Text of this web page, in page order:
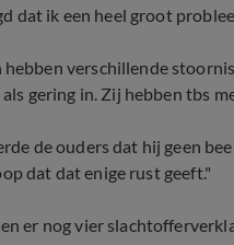
dat ik een heel groot
verschillende
gering in. Zij hebben tbs
de ouders dat hij geen
dat dat enige rust geeft."
er nog vier